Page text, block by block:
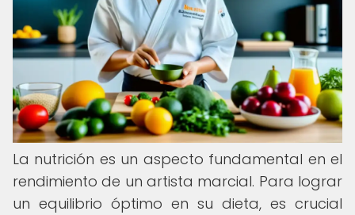
La nutrición es un aspecto fundamental en el
rendimiento de un artista marcial. Para lograr
un equilibrio óptimo en su dieta, es crucial